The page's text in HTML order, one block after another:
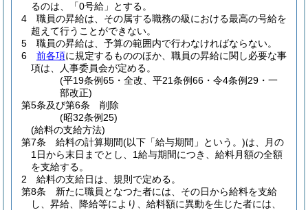
るのは、「0号給」とする。
4
職員の昇給は、その属する職務の級における最高の号給を
超えて行うことができない。
5
職員の昇給は、予算の範囲内で行わなければならない。
6
前各項に規定するもののほか、職員の昇給に関し必要な事
項は、人事委員会が定める。
(平19条例65・全改、平21条例66・令4条例29・一
部改正)
第5条及び第6条
削除
(昭32条例25)
(給料の支給方法)
第7条
給料の計算期間(以下「給与期間」という。)は、月の
1日から末日までとし、1給与期間につき、給料月額の全額
を支給する。
2
給料の支給日は、規則で定める。
第8条
新たに職員となつた者には、その日から給料を支給
し、昇給、降給等により、給料額に異動を生じた者には、